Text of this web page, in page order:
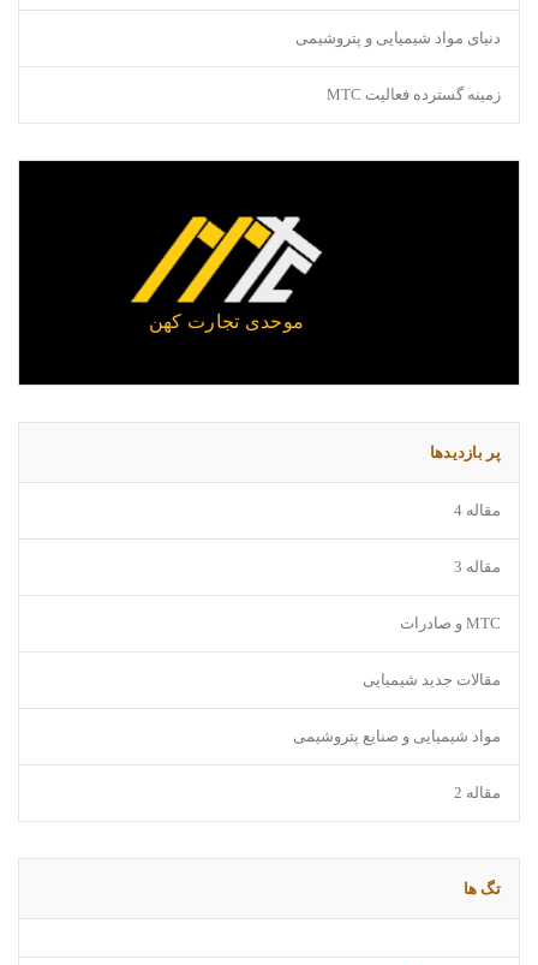
دنیای مواد شیمیایی و پتروشیمی
زمینه گسترده فعالیت MTC
موحدی تجارت کهن
پر بازدیدها
مقاله 4
مقاله 3
MTC و صادرات
مقالات جدید شیمیایی
مواد شیمیایی و صنایع پتروشیمی
مقاله 2
تگ ها